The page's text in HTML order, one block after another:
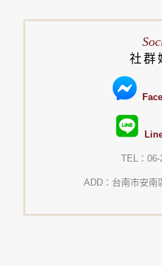
社群
TEL：06-
ADD：台南市安南